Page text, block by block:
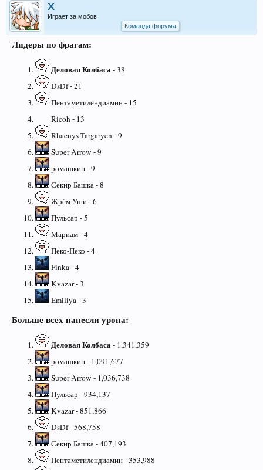
X
Играет за мобов
Команда форума
Лидеры по фрагам:
Деловая Колбаса- 38
DsDf - 21
Пентаметилендиамин - 15
Ricoh - 13
Rhaenys Targaryen - 9
Super Arrow - 9
ромашкин - 9
Секир Башка - 8
Жрём Уши - 6
Пульсар - 5
Мариам - 4
Пеко-Пеко - 4
Finka - 4
Kvazar - 3
Emiliya - 3
Больше всех нанесли урона:
Деловая Колбаса- 1,341,359
ромашкин - 1,091,677
Super Arrow - 1,036,738
Пульсар - 934,137
Kvazar - 851,866
DsDf - 568,758
Секир Башка - 407,193
Пентаметилендиамин - 353,988